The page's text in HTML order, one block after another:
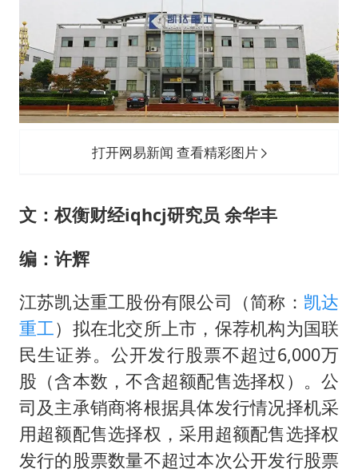
宇树科技中一签需缴款7.54万元
两名乘客在飞机上因调节座椅起冲突
女儿为争财产堵门阻挠父亲出殡
今日立秋你咬秋了吗
夯实基础开新局
打开网易新闻 查看精彩图片
文：权衡财经iqhcj研究员 余华丰
编：许辉
江苏凯达重工股份有限公司（简称： 凯达
重工）拟在北交所上市，保荐机构为国联
民生证券。公开发行股票不超过6,000万
股（含本数，不含超额配售选择权）。公
司及主承销商将根据具体发行情况择机采
用超额配售选择权，采用超额配售选择权
发行的股票数量不超过本次公开发行股票